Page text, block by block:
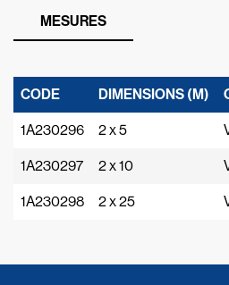
MESURES
CODE DIMENSIONS (M)
1A230296 2 x 5
1A230297 2 x 10
1A230298 2 x 25